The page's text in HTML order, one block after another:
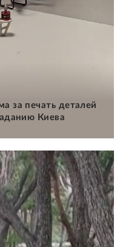
за печать деталей
Киева